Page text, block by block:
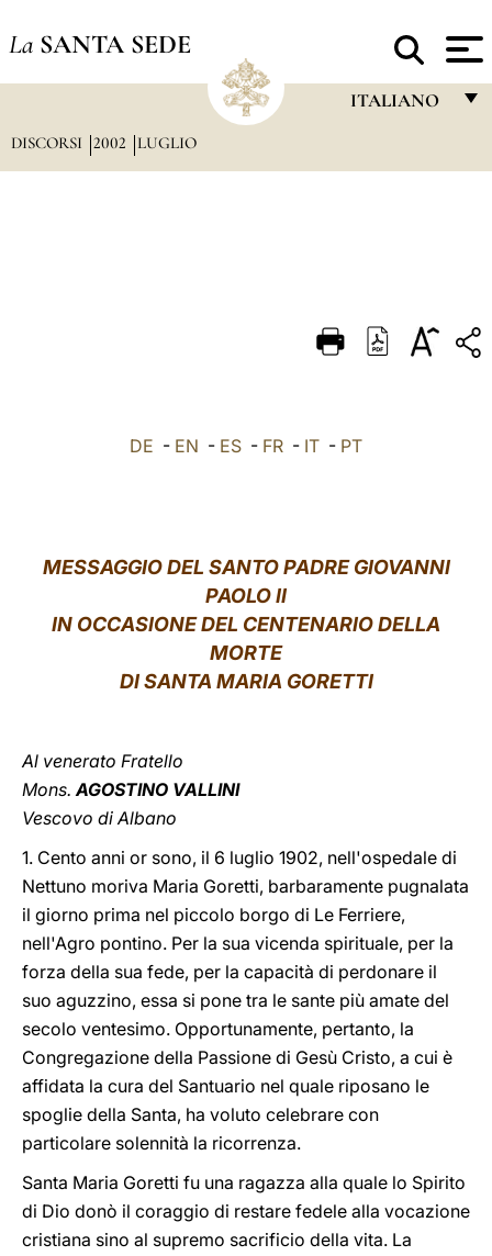
La SANTA SEDE
ITALIANO
DEUTSCH
العربيّة
DISCORSI 2002 LUGLIO
DE - EN - ES - FR - IT - PT
MESSAGGIO DEL SANTO PADRE GIOVANNI
PAOLO II
IN OCCASIONE DEL CENTENARIO DELLA
MORTE
DI SANTA MARIA GORETTI
Al venerato Fratello
Mons.AGOSTINO VALLINI
Vescovo di Albano
1. Cento anni or sono, il 6 luglio 1902, nell'ospedale di
Nettuno moriva Maria Goretti, barbaramente pugnalata
il giorno prima nel piccolo borgo di Le Ferriere,
nell'Agro pontino. Per la sua vicenda spirituale, per la
forza della sua fede, per la capacità di perdonare il
suo aguzzino, essa si pone tra le sante più amate del
secolo ventesimo. Opportunamente, pertanto, la
Congregazione della Passione di Gesù Cristo, a cui è
affidata la cura del Santuario nel quale riposano le
spoglie della Santa, ha voluto celebrare con
particolare solennità la ricorrenza.
Santa Maria Goretti fu una ragazza alla quale lo Spirito
di Dio donò il coraggio di restare fedele alla vocazione
cristiana sino al supremo sacrificio della vita. La